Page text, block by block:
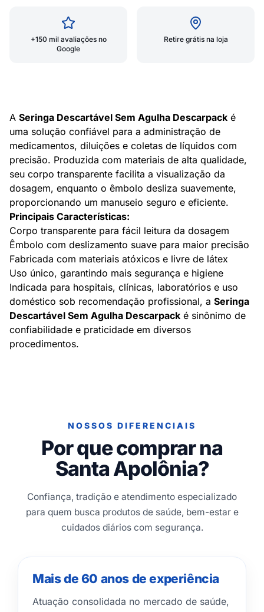
+150 mil avaliações no
Google
Retire grátis na loja
A Seringa Descartável Sem Agulha Descarpack é
uma solução confiável para a administração de
medicamentos, diluições e coletas de líquidos com
precisão. Produzida com materiais de alta qualidade,
seu corpo transparente facilita a visualização da
dosagem, enquanto o êmbolo desliza suavemente,
proporcionando um manuseio seguro e eficiente.
Principais Características:
Corpo transparente para fácil leitura da dosagem
Êmbolo com deslizamento suave para maior precisão
Fabricada com materiais atóxicos e livre de látex
Uso único, garantindo mais segurança e higiene
Indicada para hospitais, clínicas, laboratórios e uso
doméstico sob recomendação profissional, a Seringa
Descartável Sem Agulha Descarpack é sinônimo de
confiabilidade e praticidade em diversos
procedimentos.
NOSSOS DIFERENCIAIS
Por que comprar na
Santa Apolônia?
Confiança, tradição e atendimento especializado
para quem busca produtos de saúde, bem-estar e
cuidados diários com segurança.
Mais de 60 anos de experiência
Atuação consolidada no mercado de saúde,